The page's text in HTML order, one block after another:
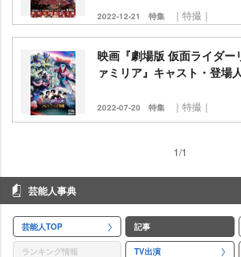
2022-12-21 特集 ｜特撮｜
映画『劇場版 仮面ライダー
ァミリア』キャスト・登場
2022-07-20 特集 ｜特撮｜
1/1
芸能人事典
芸能人TOP 記事
ランキング情報 TV出演